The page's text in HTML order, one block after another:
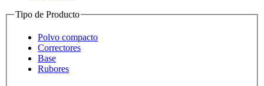
Tipo de Producto
Polvo compacto
Correctores
Base
Rubores